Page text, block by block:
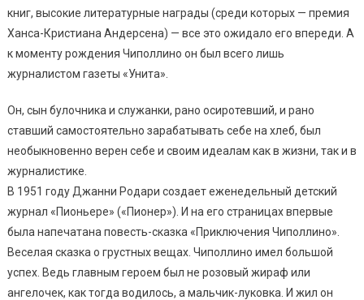
книг, высокие литературные награды (среди которых — премия
Ханса-Кристиана Андерсена) — все это ожидало его впереди. А
к моменту рождения Чиполлино он был всего лишь
журналистом газеты «Унита».
Он, сын булочника и служанки, рано осиротевший, и рано
ставший самостоятельно зарабатывать себе на хлеб, был
необыкновенно верен себе и своим идеалам как в жизни, так и в
журналистике.
В 1951 году Джанни Родари создает еженедельный детский
журнал «Пионьере» («Пионер»). И на его страницах впервые
была напечатана повесть-сказка «Приключения Чиполлино».
Веселая сказка о грустных вещах. Чиполлино имел большой
успех. Ведь главным героем был не розовый жираф или
ангелочек, как тогда водилось, а мальчик-луковка. И жил он